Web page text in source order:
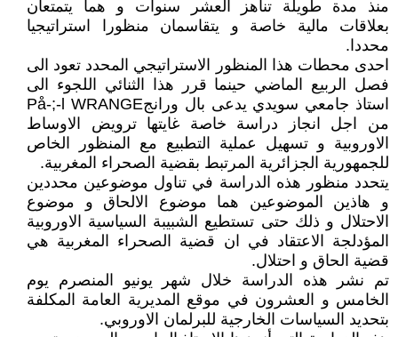
منذ مدة طويلة تناهز العشر سنوات و هما يتمتعان
بعلاقات مالية خاصة و يتقاسمان منظورا استراتيجيا
محددا.
احدى محطات هذا المنظور الاستراتيجي المحدد تعود الى
فصل الربيع الماضي حينما قرر هذا الثنائي اللجوء الى
استاذ جامعي سويدي يدعى بال ورانجPå-;-l WRANGE
من اجل انجاز دراسة خاصة غايتها ترويض الاوساط
الاوروبية و تسهيل عملية التطبيع مع المنظور الخاص
للجمهورية الجزائرية المرتبط بقضية الصحراء المغربية.
يتحدد منظور هذه الدراسة في تناول موضوعين محددين
و هاذين الموضوعين هما موضوع الالحاق و موضوع
الاحتلال و ذلك حتى تستطيع الشبيبة السياسية الاوروبية
المؤدلجة الاعتقاد في ان قضية الصحراء المغربية هي
قضية الحاق و احتلال.
تم نشر هذه الدراسة خلال شهر يونيو المنصرم يوم
الخامس و العشرون في موقع المديرية العامة المكلفة
بتحديد السياسات الخارجية للبرلمان الاوروبي.